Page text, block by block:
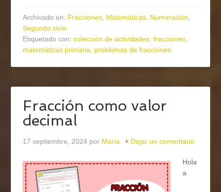
Archivado en: Fracciones, Matemáticas, Numeración,
Segundo ciclo
Etiquetado con:colección de actividades,fracciones,
matemáticas primaria, problemas de fracciones
Fracción como valor
decimal
17 septiembre, 2024 por María Dejar un comentario
Hola
a